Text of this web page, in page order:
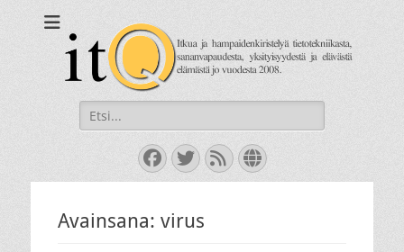
Itkua ja hammastenkiristelyä jo vuodesta 2008.
Search
for:
Facebook
Twitter
FeedWebsite
Avainsana: virus